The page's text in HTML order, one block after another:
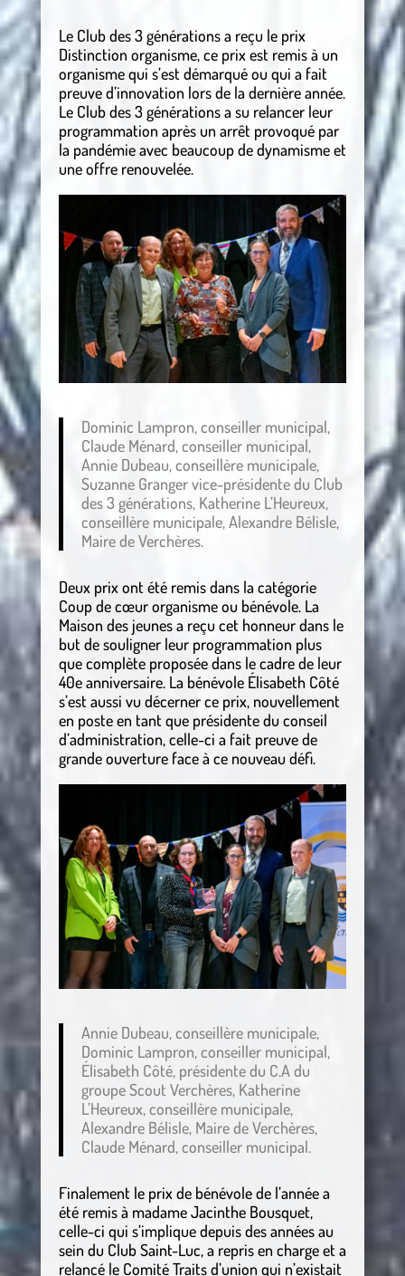
Le Club des 3 générations a reçu le prix
Distinction organisme, ce prix est remis à un
organisme qui s’est démarqué ou qui a fait
preuve d’innovation lors de la dernière année.
Le Club des 3 générations a su relancer leur
programmation après un arrêt provoqué par
la pandémie avec beaucoup de dynamisme et
une offre renouvelée.
Dominic Lampron, conseiller municipal,
Claude Ménard, conseiller municipal,
Annie Dubeau, conseillère municipale,
Suzanne Granger vice-présidente du Club
des 3 générations, Katherine L’Heureux,
conseillère municipale, Alexandre Bélisle,
Maire de Verchères.
Deux prix ont été remis dans la catégorie
Coup de cœur organisme ou bénévole. La
Maison des jeunes a reçu cet honneur dans le
but de souligner leur programmation plus
que complète proposée dans le cadre de leur
40e anniversaire. La bénévole Élisabeth Côté
s’est aussi vu décerner ce prix, nouvellement
en poste en tant que présidente du conseil
d’administration, celle-ci a fait preuve de
grande ouverture face à ce nouveau défi.
Annie Dubeau, conseillère municipale,
Dominic Lampron, conseiller municipal,
Élisabeth Côté, présidente du C.A du
groupe Scout Verchères, Katherine
L’Heureux, conseillère municipale,
Alexandre Bélisle, Maire de Verchères,
Claude Ménard, conseiller municipal.
Finalement le prix de bénévole de l’année a
été remis à madame Jacinthe Bousquet,
celle-ci qui s’implique depuis des années au
sein du Club Saint-Luc, a repris en charge et a
relancé le Comité Traits d’union qui n’existait